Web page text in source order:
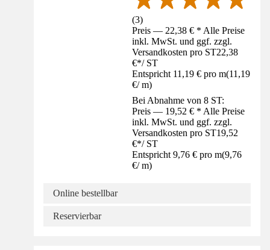
(3)
Preis — 22,38 € * Alle Preise
inkl. MwSt. und ggf. zzgl.
Versandkosten pro ST22,38
€*/ ST
Entspricht 11,19 € pro m(11,19
€/ m)
Bei Abnahme von 8 ST:
Preis — 19,52 € * Alle Preise
inkl. MwSt. und ggf. zzgl.
Versandkosten pro ST19,52
€*/ ST
Entspricht 9,76 € pro m(9,76
€/ m)
Online bestellbar
Reservierbar